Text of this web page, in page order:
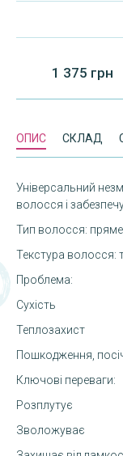
1 375 грн
ОПИС СКЛАД
Універсальний
волосся і
Тип волосся:
Текстура волосся:
Проблема:
Сухість
Теплозахист
Пошкодження,
Ключові переваги:
Розплутує
Зволожуває